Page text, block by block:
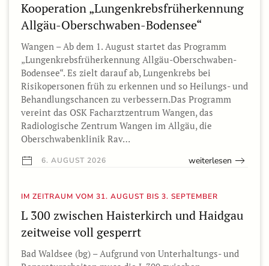
Kooperation „Lungenkrebsfrüherkennung
Allgäu-Oberschwaben-Bodensee“
Wangen – Ab dem 1. August startet das Programm
„Lungenkrebsfrüherkennung Allgäu-Oberschwaben-
Bodensee“. Es zielt darauf ab, Lungenkrebs bei
Risikopersonen früh zu erkennen und so Heilungs- und
Behandlungschancen zu verbessern.Das Programm
vereint das OSK Facharztzentrum Wangen, das
Radiologische Zentrum Wangen im Allgäu, die
Oberschwabenklinik Rav…
6. AUGUST 2026 weiterlesen
IM ZEITRAUM VOM 31. AUGUST BIS 3. SEPTEMBER
L 300 zwischen Haisterkirch und Haidgau
zeitweise voll gesperrt
Bad Waldsee (bg) – Aufgrund von Unterhaltungs- und